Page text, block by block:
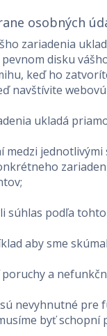
osobných
zariadenia
disku
keď ho
navštívite
ukladá
súhlas podľa
aby sme
a
nevyhnutné pre
byť